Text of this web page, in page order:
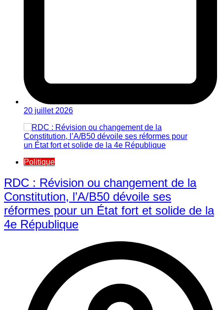
20 juillet 2026
Politique
RDC : Révision ou changement de la
Constitution, l’A/B50 dévoile ses
réformes pour un État fort et solide de la
4e République